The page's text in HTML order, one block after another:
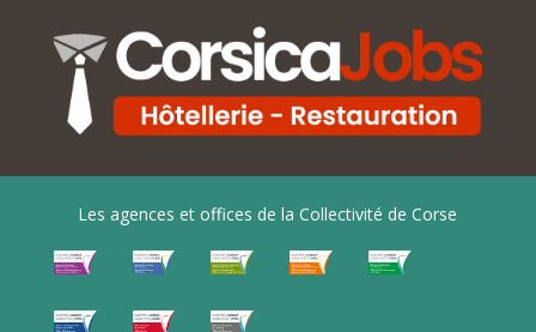
Les agences et offices de la Collectivité de Corse